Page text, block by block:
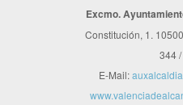
Excmo.
Constitución, 1.
344
E-Mail: